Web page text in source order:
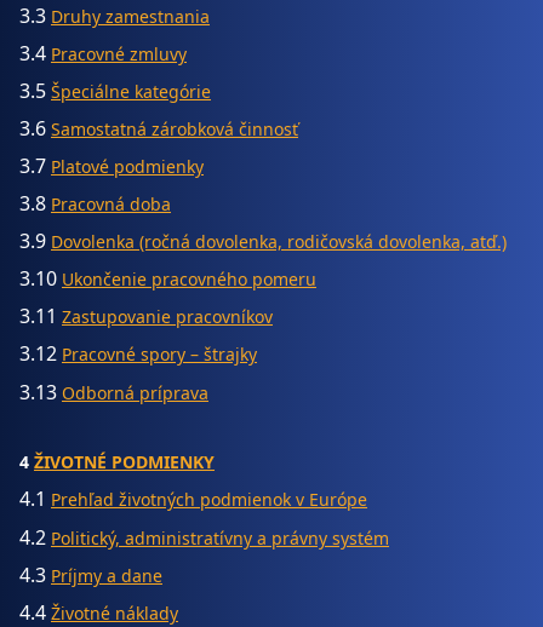
3.3 Druhy zamestnania
3.4 Pracovné zmluvy
3.5 Špeciálne kategórie
3.6 Samostatná zárobková činnosť
3.7 Platové podmienky
3.8 Pracovná doba
3.9 Dovolenka (ročná dovolenka, rodičovská dovolenka, atď.)
3.10 Ukončenie pracovného pomeru
3.11 Zastupovanie pracovníkov
3.12 Pracovné spory – štrajky
3.13 Odborná príprava
4 ŽIVOTNÉ PODMIENKY
4.1 Prehľad životných podmienok v Európe
4.2 Politický, administratívny a právny systém
4.3 Príjmy a dane
4.4 Životné náklady